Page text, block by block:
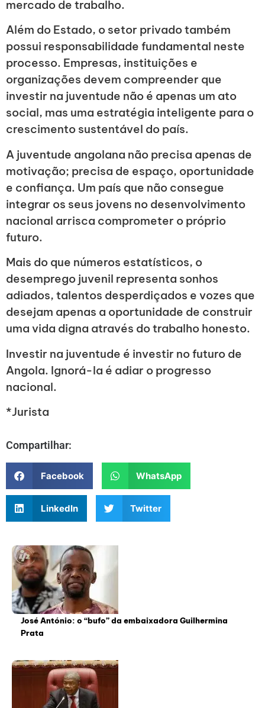
mercado de trabalho.
Além do Estado, o setor privado também
possui responsabilidade fundamental neste
processo. Empresas, instituições e
organizações devem compreender que
investir na juventude não é apenas um ato
social, mas uma estratégia inteligente para o
crescimento sustentável do país.
A juventude angolana não precisa apenas de
motivação; precisa de espaço, oportunidade
e confiança. Um país que não consegue
integrar os seus jovens no desenvolvimento
nacional arrisca comprometer o próprio
futuro.
Mais do que números estatísticos, o
desemprego juvenil representa sonhos
adiados, talentos desperdiçados e vozes que
desejam apenas a oportunidade de construir
uma vida digna através do trabalho honesto.
Investir na juventude é investir no futuro de
Angola. Ignorá-la é adiar o progresso
nacional.
*Jurista
Compartilhar:
Facebook WhatsApp
LinkedIn Twitter
José António: o “bufo” da embaixadora Guilhermina
Prata